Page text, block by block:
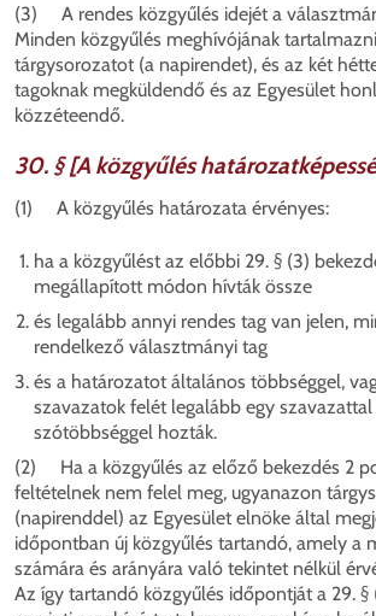
(3) A rendes közgyűlés idejét a
Minden közgyűlés meghívójának
tárgysorozatot (a napirendet), és az két
tagoknak megküldendő és az Egyesület
közzéteendő.
30. § [A közgyűlés
(1) A közgyűlés határozata érvényes:
ha a közgyűlést az előbbi 29. § (3)
megállapított módon hívták össze
és legalább annyi rendes tag van jelen,
rendelkező választmányi tag
és a határozatot általános többséggel,
szavazatok felét legalább egy
szótöbbséggel hozták.
(2) Ha a közgyűlés az előző bekezdés 2
feltételnek nem felel meg, ugyanazon
(napirenddel) az Egyesület elnöke által
időpontban új közgyűlés tartandó, amely a
számára és arányára való tekintet nélkül
Az így tartandó közgyűlés időpontját a 29. §